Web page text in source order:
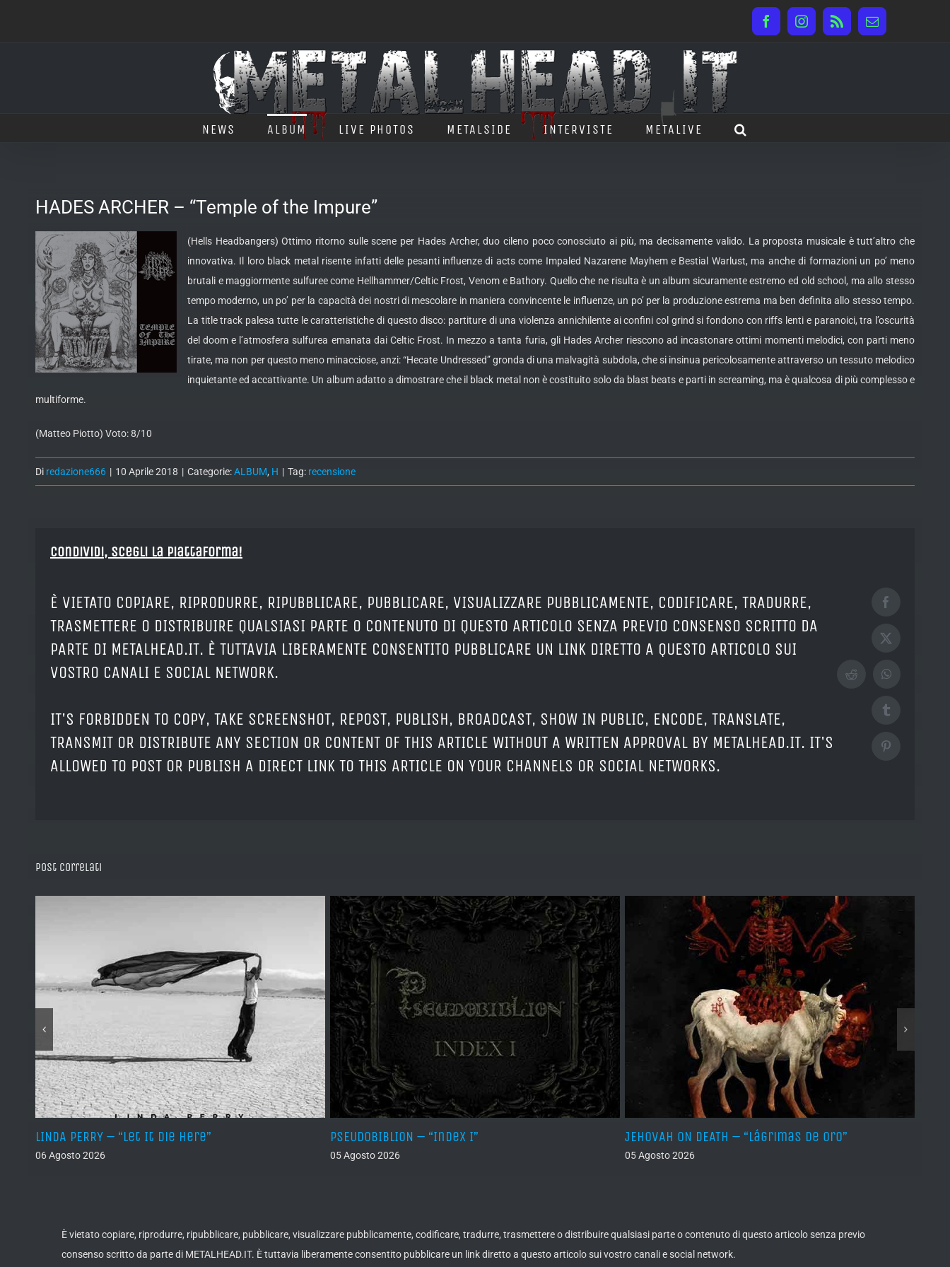
FacebookInstagram
Rss Email
NEWS ALBUM LIVE PHOTOS METALSIDE INTERVISTE METALIVE
HADES ARCHER – “Temple of the Impure”
(Hells Headbangers) Ottimo ritorno sulle scene per Hades Archer, duo cileno poco conosciuto ai più, ma decisamente valido. La proposta musicale è tutt’altro che
innovativa. Il loro black metal risente infatti delle pesanti influenze di acts come Impaled Nazarene Mayhem e Bestial Warlust, ma anche di formazioni un po’ meno
brutali e maggiormente sulfuree come Hellhammer/Celtic Frost, Venom e Bathory. Quello che ne risulta è un album sicuramente estremo ed old school, ma allo stesso
tempo moderno, un po’ per la capacità dei nostri di mescolare in maniera convincente le influenze, un po’ per la produzione estrema ma ben definita allo stesso tempo.
La title track palesa tutte le caratteristiche di questo disco: partiture di una violenza annichilente ai confini col grind si fondono con riffs lenti e paranoici, tra l’oscurità
del doom e l’atmosfera sulfurea emanata dai Celtic Frost. In mezzo a tanta furia, gli Hades Archer riescono ad incastonare ottimi momenti melodici, con parti meno
tirate, ma non per questo meno minacciose, anzi: “Hecate Undressed” gronda di una malvagità subdola, che si insinua pericolosamente attraverso un tessuto melodico
inquietante ed accattivante. Un album adatto a dimostrare che il black metal non è costituito solo da blast beats e parti in screaming, ma è qualcosa di più complesso e
multiforme.
(Matteo Piotto) Voto: 8/10
Di redazione666 | 10 Aprile 2018 | Categorie:ALBUM, H | Tag: recensione
Condividi, Scegli la piattaforma!
È VIETATO COPIARE, RIPRODURRE, RIPUBBLICARE, PUBBLICARE, VISUALIZZARE PUBBLICAMENTE, CODIFICARE, TRADURRE,
TRASMETTERE O DISTRIBUIRE QUALSIASI PARTE O CONTENUTO DI QUESTO ARTICOLO SENZA PREVIO CONSENSO SCRITTO DA
PARTE DI METALHEAD.IT. È TUTTAVIA LIBERAMENTE CONSENTITO PUBBLICARE UN LINK DIRETTO A QUESTO ARTICOLO SUI
VOSTRO CANALI E SOCIAL NETWORK.
IT'S FORBIDDEN TO COPY, TAKE SCREENSHOT, REPOST, PUBLISH, BROADCAST, SHOW IN PUBLIC, ENCODE, TRANSLATE,
TRANSMIT OR DISTRIBUTE ANY SECTION OR CONTENT OF THIS ARTICLE WITHOUT A WRITTEN APPROVAL BY METALHEAD.IT. IT'S
ALLOWED TO POST OR PUBLISH A DIRECT LINK TO THIS ARTICLE ON YOUR CHANNELS OR SOCIAL NETWORKS.
Facebook
X
RedditWhatsApp
Tumblr
Pinterest
Post correlati
LINDA PERRY – “Let It Die Here”
06 Agosto 2026
PSEUDOBIBLION – “Index I”
05 Agosto 2026
JEHOVAH ON DEATH – “Lágrimas de Oro”
05 Agosto 2026
È vietato copiare, riprodurre, ripubblicare, pubblicare, visualizzare pubblicamente, codificare, tradurre, trasmettere o distribuire qualsiasi parte o contenuto di questo articolo senza previo
consenso scritto da parte di METALHEAD.IT. È tuttavia liberamente consentito pubblicare un link diretto a questo articolo sui vostro canali e social network.